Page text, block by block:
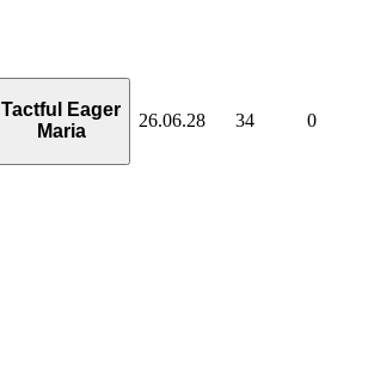
Tactful Eager
Maria
26.06.28 34 0